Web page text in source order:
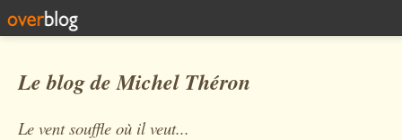
Le blog de Michel Théron
Le vent souffle où il veut...